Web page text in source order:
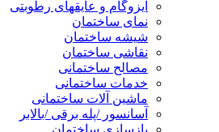
ایزوگام و عایقهای رطوبتی
نمای ساختمان
شیشه ساختمان
نقاشی ساختمان
مصالح ساختمانی
خدمات ساختمانی
ماشین آلات ساختمانی
آسانسور /پله برقی /بالابر